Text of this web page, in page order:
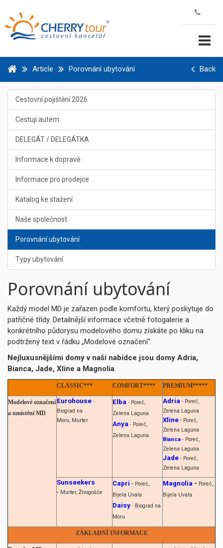
Article Porovnání ubytování Back
Cestovní pojištění 2026
Cestuji autem
DELEGÁT / DELEGÁTKA
Informace k dopravě
Informace pro prodejce
Katalog ke stažení
Naše společnost
Porovnání ubytování
Typy ubytování
Porovnání ubytování
Každý model MD je zařazen podle komfortu, který poskytuje do
patřičné třídy. Detailnější informace včetně fotogalerie a
konkrétního půdorysu modelového domu získáte po kliku na
podtržený text v řádku „Modelové označení“.
Nejluxusnějšími domy v naší nabídce jsou domy Adria,
Bianca, Jade, Xline a Magnolia.
CLASSIC*** COMFORT**** PREMIUM*****
Modelové označení
a umístění MD
Eurohouse -
Biograd na
Moru, Murter
Elba - Poreč,
Zelena Laguna
Anya - Poreč,
Zelena Laguna
Adria - Poreč,
Zelena Laguna
Xline - Poreč,
Zelena Laguna
Bianca - Poreč,
Zelena Laguna
Jade - Poreč,
Zelena Laguna
Sunseekers
- Murter, Živogošče
Capri - Poreč,
Bijela Uvala
Daisy - Biograd na
Moru
Magnolia - Poreč,
Bijela Uvala
ZÁKLADNÍ INFORMACE